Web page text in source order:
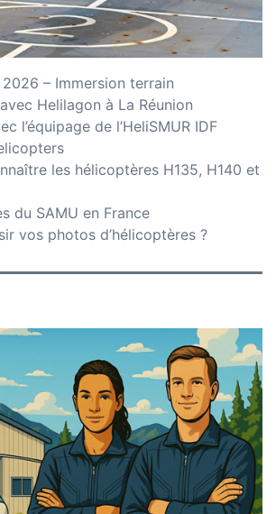
– Immersion terrain
Helilagon à La Réunion
l’équipage de l’HeliSMUR IDF
les hélicoptères H135, H140 et
du SAMU en France
vos photos d’hélicoptères ?